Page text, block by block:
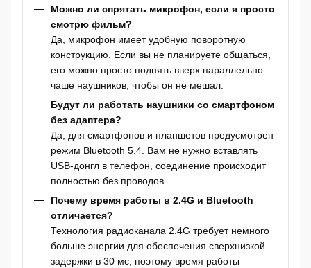
Можно ли спрятать микрофон, если я просто
смотрю фильм?
Да, микрофон имеет удобную поворотную
конструкцию. Если вы не планируете общаться,
его можно просто поднять вверх параллельно
чаше наушников, чтобы он не мешал.
Будут ли работать наушники со смартфоном
без адаптера?
Да, для смартфонов и планшетов предусмотрен
режим Bluetooth 5.4. Вам не нужно вставлять
USB-донгл в телефон, соединение происходит
полностью без проводов.
Почему время работы в 2.4G и Bluetooth
отличается?
Технология радиоканала 2.4G требует немного
больше энергии для обеспечения сверхнизкой
задержки в 30 мс, поэтому время работы